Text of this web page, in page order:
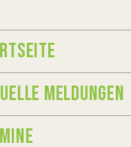
MELDUNGEN